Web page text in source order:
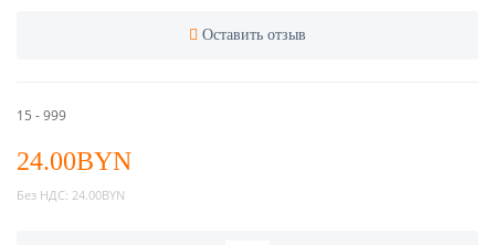
Оставить отзыв
15 - 999
24.00BYN
Без НДС: 24.00BYN